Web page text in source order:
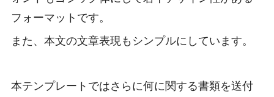
フォーマットです。
また、本文の文章表現もシンプルにしています。
本テンプレートではさらに何に関する書類を送付